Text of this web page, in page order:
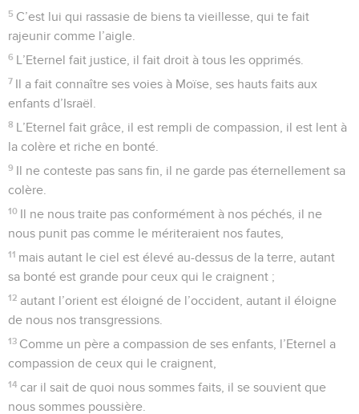
5 C’est lui qui rassasie de biens ta vieillesse, qui te fait
rajeunir comme l’aigle.
6 L’Eternel fait justice, il fait droit à tous les opprimés.
7 Il a fait connaître ses voies à Moïse, ses hauts faits aux
enfants d’Israël.
8 L’Eternel fait grâce, il est rempli de compassion, il est lent à
la colère et riche en bonté.
9 Il ne conteste pas sans fin, il ne garde pas éternellement sa
colère.
10 Il ne nous traite pas conformément à nos péchés, il ne
nous punit pas comme le mériteraient nos fautes,
11 mais autant le ciel est élevé au-dessus de la terre, autant
sa bonté est grande pour ceux qui le craignent ;
12 autant l’orient est éloigné de l’occident, autant il éloigne
de nous nos transgressions.
13 Comme un père a compassion de ses enfants, l’Eternel a
compassion de ceux qui le craignent,
14 car il sait de quoi nous sommes faits, il se souvient que
nous sommes poussière.